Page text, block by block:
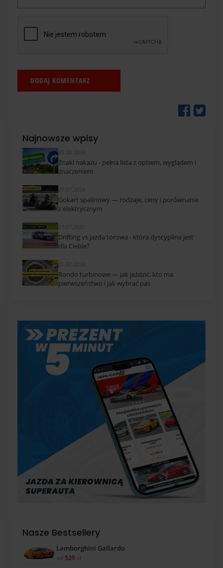
Najnowsze wpisy
05.08.2026
Znaki nakazu - pełna lista z opisem, wyglądem i
znaczeniem
27.07.2026
Gokart spalinowy — rodzaje, ceny i porównanie
z elektrycznym
13.07.2026
Drifting vs jazda torowa - która dyscyplina jest
dla Ciebie?
01.07.2026
Rondo turbinowe — jak jeździć, kto ma
pierwszeństwo i jak wybrać pas
Nasze Bestsellery
Lamborghini Gallardo
od 529 zł